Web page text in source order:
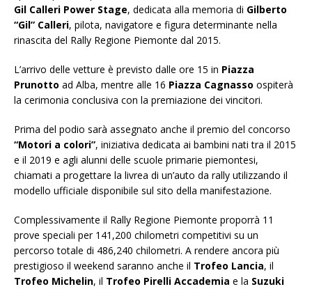
Gil Calleri Power Stage, dedicata alla memoria di Gilberto
“Gil” Calleri, pilota, navigatore e figura determinante nella
rinascita del Rally Regione Piemonte dal 2015.
L’arrivo delle vetture è previsto dalle ore 15 in Piazza
Prunotto ad Alba, mentre alle 16 Piazza Cagnasso ospiterà
la cerimonia conclusiva con la premiazione dei vincitori.
Prima del podio sarà assegnato anche il premio del concorso
“Motori a colori”, iniziativa dedicata ai bambini nati tra il 2015
e il 2019 e agli alunni delle scuole primarie piemontesi,
chiamati a progettare la livrea di un’auto da rally utilizzando il
modello ufficiale disponibile sul sito della manifestazione.
Complessivamente il Rally Regione Piemonte proporrà 11
prove speciali per 141,200 chilometri competitivi su un
percorso totale di 486,240 chilometri. A rendere ancora più
prestigioso il weekend saranno anche il Trofeo Lancia, il
Trofeo Michelin, il Trofeo Pirelli Accademia e la Suzuki